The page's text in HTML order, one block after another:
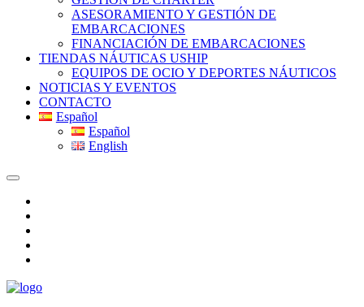
ASESORAMIENTO Y GESTIÓN DE
EMBARCACIONES
FINANCIACIÓN DE EMBARCACIONES
TIENDAS NÁUTICAS USHIP
EQUIPOS DE OCIO Y DEPORTES NÁUTICOS
NOTICIAS Y EVENTOS
CONTACTO
Español
Español
English